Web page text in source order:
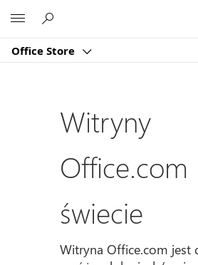
Office Store
Witryny
Office.com
świecie
Witryna Office.com jest